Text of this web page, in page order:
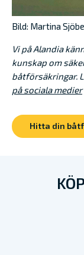
Bild: Martina
Vi på Alandia
kunskap om
båtförsäkringar.
på sociala medier
Hitta din